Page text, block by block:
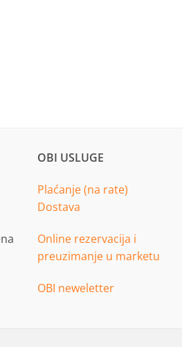
OBI USLUGE
Plaćanje (na rate)
Dostava
Online rezervacija i
preuzimanje u marketu
OBI neweletter